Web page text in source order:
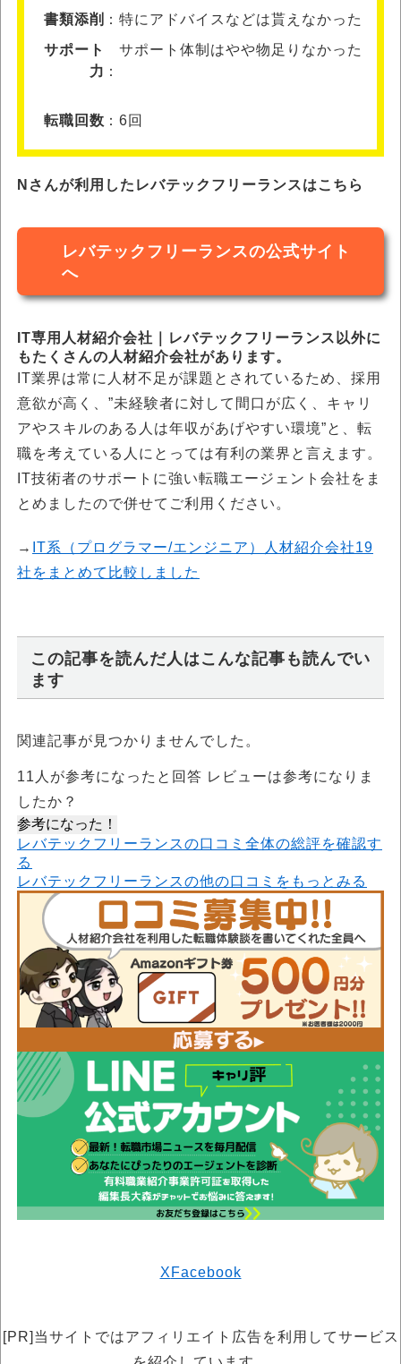
書類添削
特にアドバイスなどは貰えなかった
サポート
力
サポート体制はやや物足りなかった
転職回数 6回
Nさんが利用したレバテックフリーランスはこちら
レバテックフリーランスの公式サイト
へ
IT専用人材紹介会社｜レバテックフリーランス以外に
もたくさんの人材紹介会社があります。
IT業界は常に人材不足が課題とされているため、採用
意欲が高く、”未経験者に対して間口が広く、キャリ
アやスキルのある人は年収があげやすい環境”と、転
職を考えている人にとっては有利の業界と言えます。
IT技術者のサポートに強い転職エージェント会社をま
とめましたので併せてご利用ください。
→ IT系（プログラマー/エンジニア）人材紹介会社19
社をまとめて比較しました
この記事を読んだ人はこんな記事も読んでい
ます
関連記事が見つかりませんでした。
11 人が参考になったと回答 レビューは参考になりま
したか？
参考になった！
レバテックフリーランスの口コミ全体の総評を確認す
る
レバテックフリーランスの他の口コミをもっとみる
X Facebook
[PR]当サイトではアフィリエイト広告を利用してサービス